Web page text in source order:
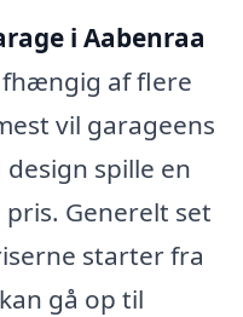
i Aabenraa
af flere
vil garageens
spille en
Generelt set
starter fra
gå op til